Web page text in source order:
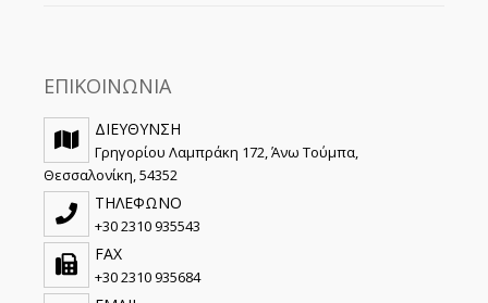
ΕΠΙΚΟΙΝΩΝΙΑ
ΔΙΕΥΘΥΝΣΗ
Γρηγορίου Λαμπράκη 172, Άνω Τούμπα,
Θεσσαλονίκη, 54352
ΤΗΛΕΦΩΝΟ
+30 2310 935543
FAX
+30 2310 935684